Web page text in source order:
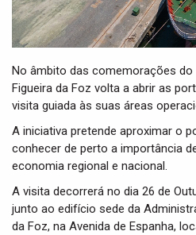
No âmbito das comemorações
Figueira da Foz volta a abrir as
visita guiada às suas áreas
A iniciativa pretende aproximar o
conhecer de perto a importância
economia regional e nacional.
A visita decorrerá no dia 26 de
junto ao edifício sede da
da Foz, na Avenida de Espanha,